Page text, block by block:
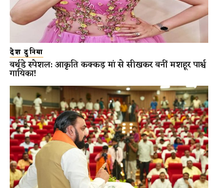
देश दुनिया
बर्थडे स्पेशल: आकृति कक्कड़ मां से सीखकर बनीं मशहूर पार्श्व
गायिका!